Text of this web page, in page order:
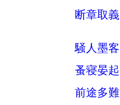
断章取義
騒人墨客
蚤寝晏起
前途多難